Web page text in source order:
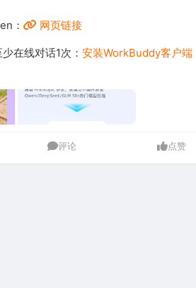
： 网页链接
在线对话1次： 安装WorkBuddy客户端
评论 点赞